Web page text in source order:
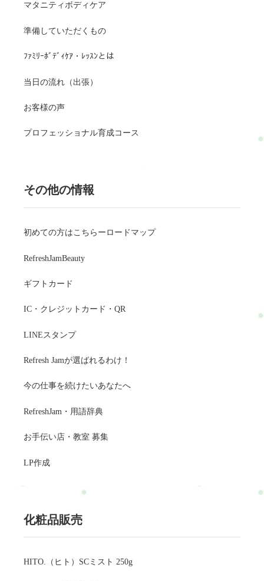
マタニティボディケア
準備していただくもの
ﾌｧﾐﾘｰﾎﾞﾃﾞｨｹｱ・ﾚｯｽﾝとは
当日の流れ（出張）
お客様の声
プロフェッショナル育成コース
その他の情報
初めての方はこちらーロードマップ
RefreshJamBeauty
ギフトカード
IC・クレジットカード・QR
LINEスタンプ
Refresh Jamが選ばれるわけ！
今の仕事を続けたいあなたへ
RefreshJam・用語辞典
お手伝い店・教室 募集
LP作成
化粧品販売
HITO.（ヒト）SCミスト 250g